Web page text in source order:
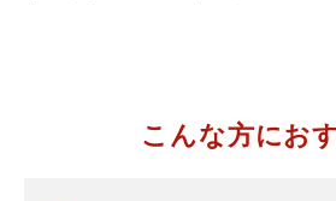
こんな方にお